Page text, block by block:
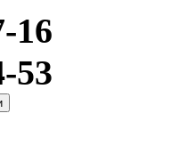
16
53